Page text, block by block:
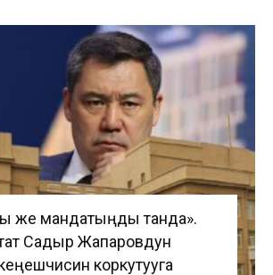
же мандатыңды танда».
Садыр Жапаровдун
коркутууга